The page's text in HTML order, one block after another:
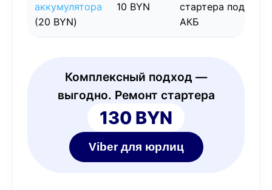
аккумулятора
(20 BYN)
10 BYN
стартера
АКБ
Комплексный подход —
выгодно. Ремонт стартера
130 BYN
Viber для юрлиц